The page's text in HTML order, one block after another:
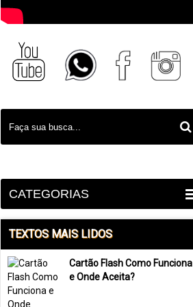
CATEGORIAS
TEXTOS MAIS LIDOS
Cartão Flash Como Funciona
e Onde Aceita?